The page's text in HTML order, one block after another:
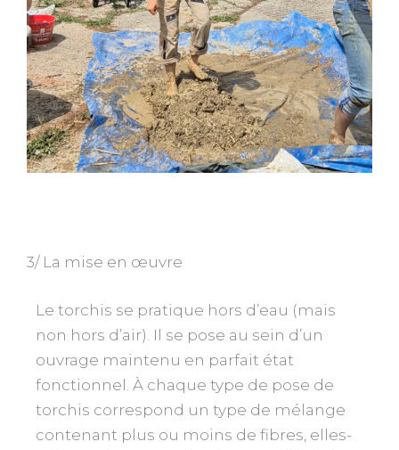
3/ La mise en œuvre
Le torchis se pratique hors d’eau (mais
non hors d’air). Il se pose au sein d’un
ouvrage maintenu en parfait état
fonctionnel. À chaque type de pose de
torchis correspond un type de mélange
contenant plus ou moins de fibres, elles-